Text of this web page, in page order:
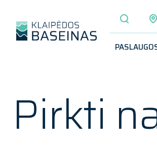
Pirkti